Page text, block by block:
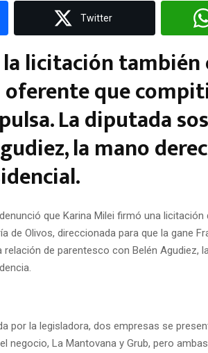
Twitter
licitación también
oferente que
La diputada
la mano
que Karina Milei firmó una
de Olivos, direccionada para que la gane
de parentesco con Belén Agudiez,
por la legisladora, dos empresas se
negocio, La Mantovana y Grub, pero